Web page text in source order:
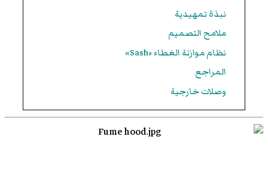
نبذة تمهيدية
ملامح التصميم
نظام موازنة الغطاء «Sash»
المراجع
وصلات خارجية